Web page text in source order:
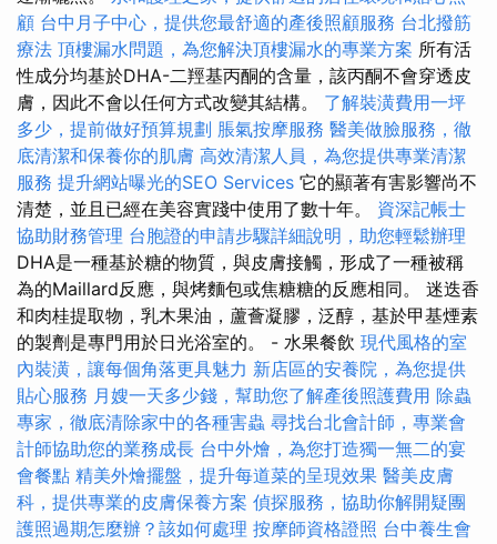
顧 台中月子中心，提供您最舒適的產後照顧服務 台北撥筋
療法 頂樓漏水問題，為您解決頂樓漏水的專業方案 所有活
性成分均基於DHA-二羥基丙酮的含量，該丙酮不會穿透皮
膚，因此不會以任何方式改變其結構。 了解裝潢費用一坪
多少，提前做好預算規劃 脹氣按摩服務 醫美做臉服務，徹
底清潔和保養你的肌膚 高效清潔人員，為您提供專業清潔
服務 提升網站曝光的SEO Services 它的顯著有害影響尚不
清楚，並且已經在美容實踐中使用了數十年。 資深記帳士
協助財務管理 台胞證的申請步驟詳細說明，助您輕鬆辦理
DHA是一種基於糖的物質，與皮膚接觸，形成了一種被稱
為的Maillard反應，與烤麵包或焦糖糖的反應相同。 迷迭香
和肉桂提取物，乳木果油，蘆薈凝膠，泛醇，基於甲基煙素
的製劑是專門用於日光浴室的。 - 水果餐飲 現代風格的室
內裝潢，讓每個角落更具魅力 新店區的安養院，為您提供
貼心服務 月嫂一天多少錢，幫助您了解產後照護費用 除蟲
專家，徹底清除家中的各種害蟲 尋找台北會計師，專業會
計師協助您的業務成長 台中外燴，為您打造獨一無二的宴
會餐點 精美外燴擺盤，提升每道菜的呈現效果 醫美皮膚
科，提供專業的皮膚保養方案 偵探服務，協助你解開疑團
護照過期怎麼辦？該如何處理 按摩師資格證照 台中養生會